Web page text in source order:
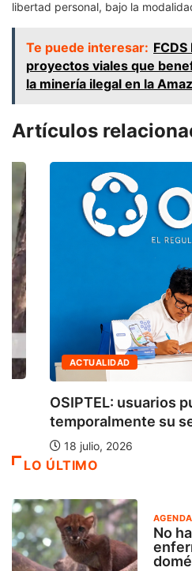
libertad personal, bajo la
Te puede interesar:
proyectos viales que
la minería ilegal en la
Artículos
ACTUALIDAD
OSIPTEL: usuarios
temporalmente su
18 julio, 2026
LO ÚLTIMO
No